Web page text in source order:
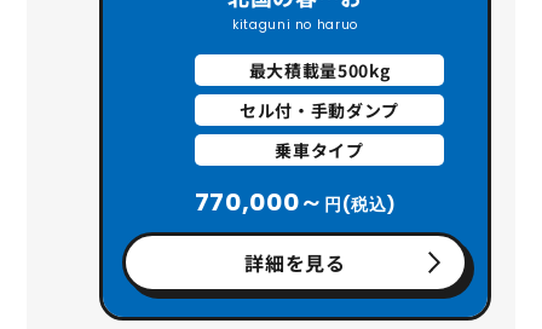
kitaguni no haruo
最大積載量500kg
セル付・手動ダンプ
乗車タイプ
770,000～ 円(税込)
詳細を見る